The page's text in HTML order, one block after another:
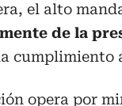
el alto
de la
cumplimiento
opera por